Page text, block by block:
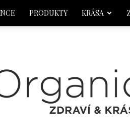
PRODUKTY KRÁSA